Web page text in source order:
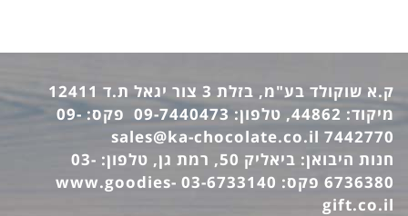
ק.א שוקולד בע"מ, בזלת 3 צור יגאל ת.ד 12411
מיקוד: 44862, טלפון: 09-7440473 פקס: 09-
7442770
sales@ka-chocolate.co.il
חנות היבואן: ביאליק 50, רמת גן, טלפון: 03-
6736380 פקס: 03-6733140
www.goodies-
gift.co.il